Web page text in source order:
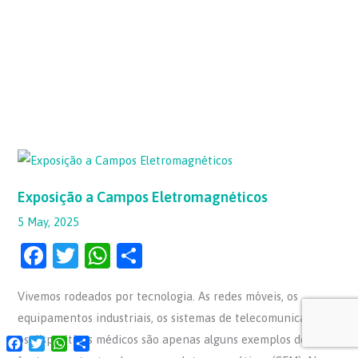
Exposição a Campos Eletromagnéticos
5 May, 2025
F
c
e
T
itt
er
W
at
s
ar
e
Vivemos rodeados por tecnologia. As redes móveis, os
equipamentos industriais, os sistemas de telecomunicações e
os dispositivos médicos são apenas alguns exemplos de
Exposição
a
Eletromagnéticos
Facebook
TwitterWhatsApp
Share